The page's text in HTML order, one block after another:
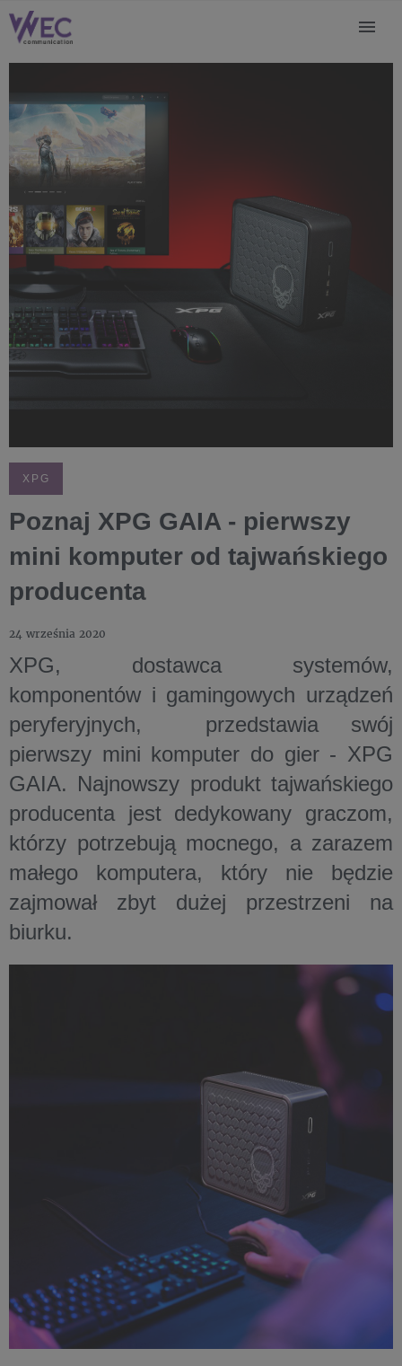
XPG
Poznaj XPG GAIA - pierwszy
mini komputer od tajwańskiego
producenta
24 września 2020
XPG, dostawca systemów,
komponentów i gamingowych urządzeń
peryferyjnych, przedstawia swój
pierwszy mini komputer do gier - XPG
GAIA. Najnowszy produkt tajwańskiego
producenta jest dedykowany graczom,
którzy potrzebują mocnego, a zarazem
małego komputera, który nie będzie
zajmował zbyt dużej przestrzeni na
biurku.